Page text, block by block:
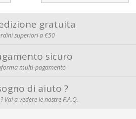
gratuita
superiori a €50
sicuro
multi-pagamento
di aiuto ?
Vai a vedere le nostre F.A.Q.